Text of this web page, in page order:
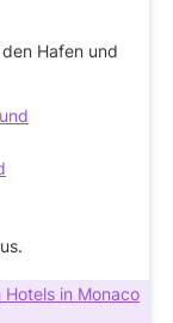
Hafen und
in Monaco